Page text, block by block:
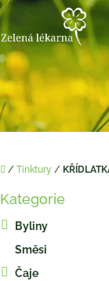
Domů
/ Tinktury /
Přeskočit
Kategorie
Byliny
Směsi
Čaje